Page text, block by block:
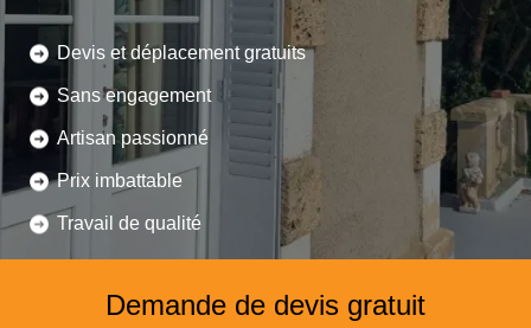
Devis et déplacement gratuits
Sans engagement
Artisan passionné
Prix imbattable
Travail de qualité
Demande de devis gratuit